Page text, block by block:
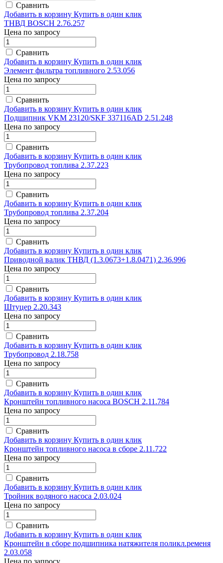
Сравнить
Добавить в корзину Купить в один клик
ТНВД BOSCH 2.76.257
Цена по запросу
Сравнить
Добавить в корзину Купить в один клик
Элемент фильтра топливного 2.53.056
Цена по запросу
Сравнить
Добавить в корзину Купить в один клик
Подшипник VKM 23120/SKF 337116AD 2.51.248
Цена по запросу
Сравнить
Добавить в корзину Купить в один клик
Трубопровод топлива 2.37.223
Цена по запросу
Сравнить
Добавить в корзину Купить в один клик
Трубопровод топлива 2.37.204
Цена по запросу
Сравнить
Добавить в корзину Купить в один клик
Приводной валик ТНВД (1.3.0673+1.8.0471) 2.36.996
Цена по запросу
Сравнить
Добавить в корзину Купить в один клик
Штуцер 2.20.343
Цена по запросу
Сравнить
Добавить в корзину Купить в один клик
Трубопровод 2.18.758
Цена по запросу
Сравнить
Добавить в корзину Купить в один клик
Кронштейн топливного насоса BOSCH 2.11.784
Цена по запросу
Сравнить
Добавить в корзину Купить в один клик
Кронштейн топливного насоса в сборе 2.11.722
Цена по запросу
Сравнить
Добавить в корзину Купить в один клик
Тройник водяного насоса 2.03.024
Цена по запросу
Сравнить
Добавить в корзину Купить в один клик
Кронштейн в сборе подшипника натяжителя поликл.ременя
2.03.058
Цена по запросу